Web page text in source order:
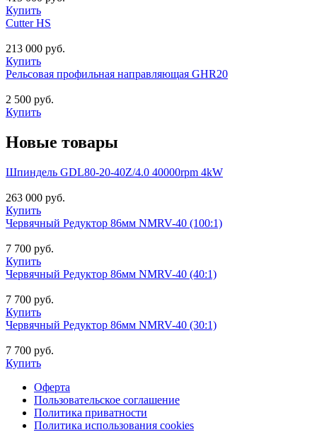
Купить
Cutter HS
213 000 руб.
Купить
Рельсовая профильная направляющая GHR20
2 500 руб.
Купить
Новые товары
Шпиндель GDL80-20-40Z/4.0 40000rpm 4kW
263 000 руб.
Купить
Червячный Редуктор 86мм NMRV-40 (100:1)
7 700 руб.
Купить
Червячный Редуктор 86мм NMRV-40 (40:1)
7 700 руб.
Купить
Червячный Редуктор 86мм NMRV-40 (30:1)
7 700 руб.
Купить
Оферта
Пользовательское соглашение
Политика приватности
Политика использования cookies